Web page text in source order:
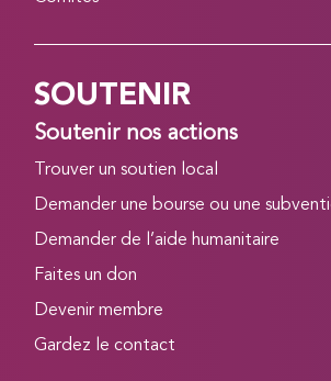
SOUTENIR
Soutenir nos actions
Trouver un soutien local
Demander une bourse ou une
Demander de l’aide humanitaire
Faites un don
Devenir membre
Gardez le contact